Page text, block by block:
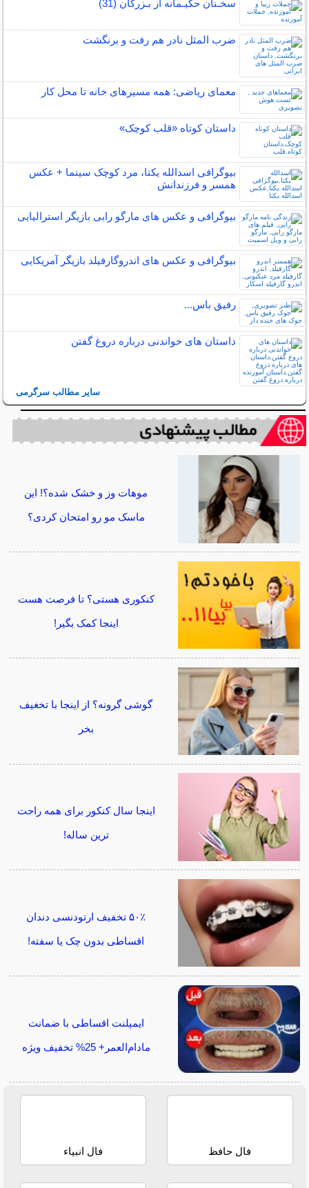
سخـنان حکیـمانه از بـزرگان (31)
ضرب المثل نادر هم رفت و برنگشت
معمای ریاضی: همه مسیرهای خانه تا محل کار
داستان کوتاه «قلب کوچک»
بیوگرافی اسدالله یکتا، مرد کوچک سینما + عکس
همسر و فرزندانش
بیوگرافی و عکس های مارگو رابی بازیگر استرالیایی
بیوگرافی و عکس های اندروگارفیلد بازیگر آمریکایی
رفیق باس...
داستان های خواندنی درباره دروغ گفتن
سایر مطالب سرگرمی
موهات وز و خشک شده؟! این
ماسک مو رو امتحان کردی؟
کنکوری هستی؟ تا فرصت هست
اینجا کمک بگیر!
گوشی گرونه؟ از اینجا با تخغیف
بخر
اینجا سال کنکور برای همه راحت
ترین ساله!
۵۰٪ تخفیف ارتودنسی دندان
اقساطی بدون چک یا سفته!
ایمپلنت اقساطی با ضمانت
مادام‌العمر+ 25% تخفیف ویژه
فال حافظ فال انبیاء